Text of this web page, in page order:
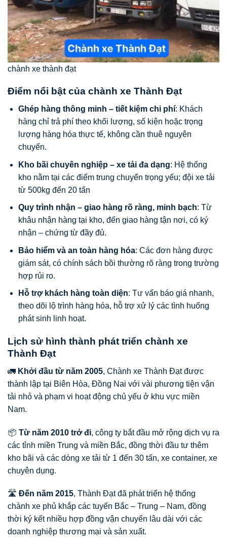
chành xe thành đạt
Điểm nổi bật của chành xe Thành Đạt
Ghép hàng thông minh – tiết kiệm chi phí: Khách
hàng chỉ trả phí theo khối lượng, số kiện hoặc trọng
lượng hàng hóa thực tế, không cần thuê nguyên
chuyến.
Kho bãi chuyên nghiệp – xe tải đa dạng: Hệ thống
kho nằm tại các điểm trung chuyển trọng yếu; đội xe tải
từ 500kg đến 20 tấn
Quy trình nhận – giao hàng rõ ràng, minh bạch: Từ
khâu nhận hàng tại kho, đến giao hàng tận nơi, có ký
nhận – chứng từ đầy đủ.
Bảo hiểm và an toàn hàng hóa: Các đơn hàng được
giám sát, có chính sách bồi thường rõ ràng trong trường
hợp rủi ro.
Hỗ trợ khách hàng toàn diện: Tư vấn báo giá nhanh,
theo dõi lộ trình hàng hóa, hỗ trợ xử lý các tình huống
phát sinh linh hoạt.
Lịch sử hình thành phát triển chành xe
Thành Đạt
🚛 Khởi đầu từ năm 2005, Chành xe Thành Đạt được
thành lập tại Biên Hòa, Đồng Nai với vài phương tiện vận
tải nhỏ và phạm vi hoạt động chủ yếu ở khu vực miền
Nam.
📦 Từ năm 2010 trở đi, công ty bắt đầu mở rộng dịch vụ ra
các tỉnh miền Trung và miền Bắc, đồng thời đầu tư thêm
kho bãi và các dòng xe tải từ 1 đến 30 tấn, xe container, xe
chuyên dụng.
🛣️ Đến năm 2015, Thành Đạt đã phát triển hệ thống
chành xe phủ khắp các tuyến Bắc – Trung – Nam, đồng
thời ký kết nhiều hợp đồng vận chuyển lâu dài với các
doanh nghiệp thương mại và sản xuất.